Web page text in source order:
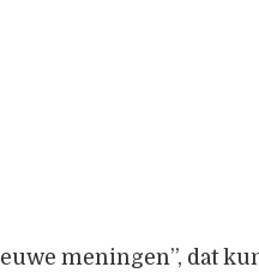
meningen”, dat